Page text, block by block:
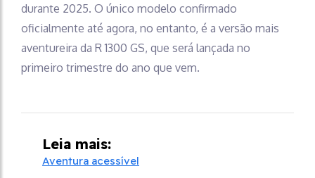
durante 2025. O único modelo confirmado
oficialmente até agora, no entanto, é a versão mais
aventureira da R 1300 GS, que será lançada no
primeiro trimestre do ano que vem.
Leia mais:
Aventura acessível